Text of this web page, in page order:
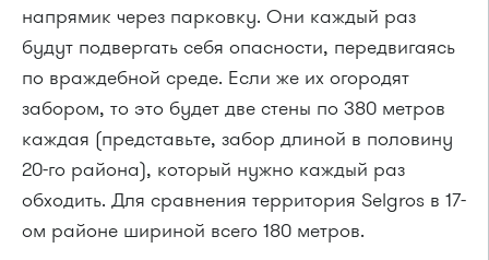
напрямик через парковку. Они каждый раз
будут подвергать себя опасности, передвигаясь
по враждебной среде. Если же их огородят
забором, то это будет две стены по 380 метров
каждая (представьте, забор длиной в половину
20-го района), который нужно каждый раз
обходить. Для сравнения территория Selgros в 17-
ом районе шириной всего 180 метров.